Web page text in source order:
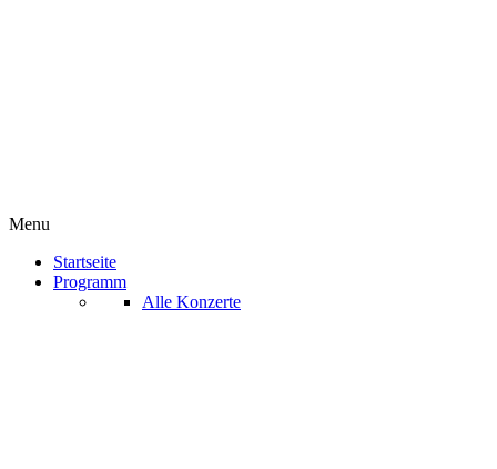
Menu
Startseite
Programm
Alle Konzerte